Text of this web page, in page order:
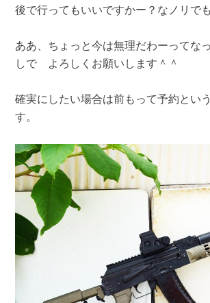
後で行ってもいいですかー？なノリで
ああ、ちょっと今は無理だわーってな
しで よろしくお願いします＾＾
確実にしたい場合は前もって予約とい
す。